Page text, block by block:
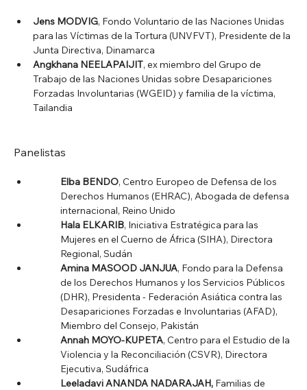
Jens MODVIG, Fondo Voluntario de las Naciones Unidas
para las Víctimas de la Tortura (UNVFVT), Presidente de la
Junta Directiva, Dinamarca
Angkhana NEELAPAIJIT, ex miembro del Grupo de
Trabajo de las Naciones Unidas sobre Desapariciones
Forzadas Involuntarias (WGEID) y familia de la víctima,
Tailandia
Panelistas
Elba BENDO, Centro Europeo de Defensa de los
Derechos Humanos (EHRAC), Abogada de defensa
internacional, Reino Unido
Hala ELKARIB, Iniciativa Estratégica para las
Mujeres en el Cuerno de África (SIHA), Directora
Regional, Sudán
Amina MASOOD JANJUA, Fondo para la Defensa
de los Derechos Humanos y los Servicios Públicos
(DHR), Presidenta - Federación Asiática contra las
Desapariciones Forzadas e Involuntarias (AFAD),
Miembro del Consejo, Pakistán
Annah MOYO-KUPETA, Centro para el Estudio de la
Violencia y la Reconciliación (CSVR), Directora
Ejecutiva, Sudáfrica
Leeladavi ANANDA NADARAJAH, Familias de